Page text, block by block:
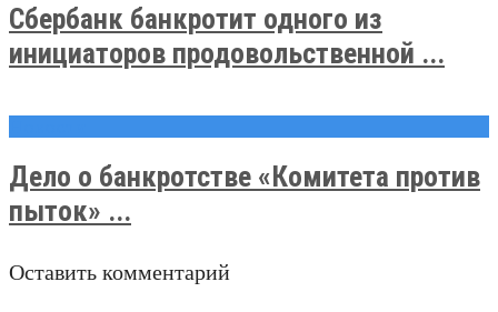
Сбербанк банкротит одного из
инициаторов продовольственной ...
Дело о банкротстве «Комитета против
пыток» ...
Оставить комментарий